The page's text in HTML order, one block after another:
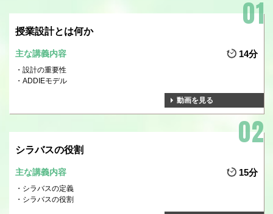
授業設計とは何か
主な講義内容 14分
設計の重要性
ADDIEモデル
動画を見る
シラバスの役割
主な講義内容 15分
シラバスの定義
シラバスの役割